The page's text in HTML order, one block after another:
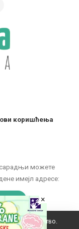
можете
имејл адресе:
коришћења
ваше искуство.
×